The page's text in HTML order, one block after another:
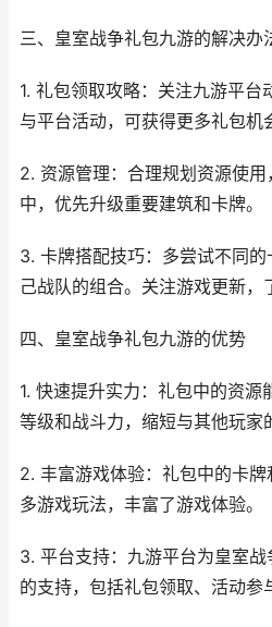
三、皇室战争礼包九游的解决办
1. 礼包领取攻略：关注九游平台
与平台活动，可获得更多礼包机
2. 资源管理：合理规划资源使
中，优先升级重要建筑和卡牌。
3. 卡牌搭配技巧：多尝试不同
己战队的组合。关注游戏更新，
四、皇室战争礼包九游的优势
1. 快速提升实力：礼包中的资源
等级和战斗力，缩短与其他玩家
2. 丰富游戏体验：礼包中的卡
多游戏玩法，丰富了游戏体验。
3. 平台支持：九游平台为皇室
的支持，包括礼包领取、活动参